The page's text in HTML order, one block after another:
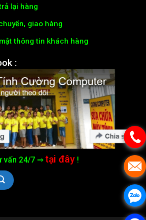
lại hàng
giao hàng
thông tin khách hàng
:
vấn 24/7 ⇒ tại đây !